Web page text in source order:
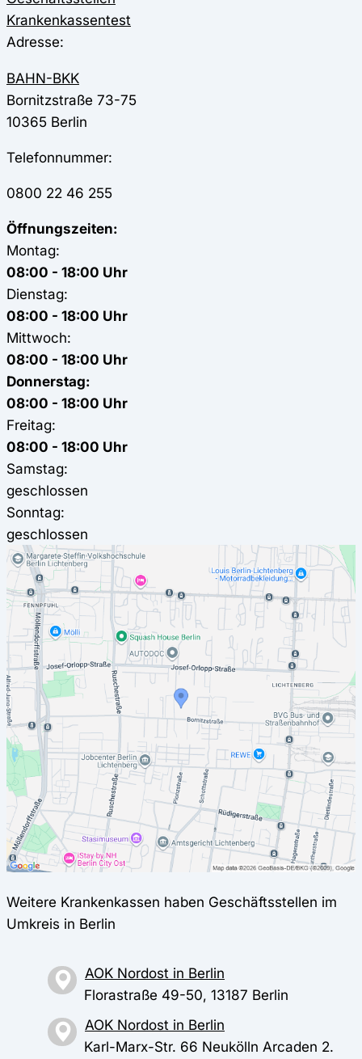
Krankenkassentest
Adresse:
BAHN-BKK
Bornitzstraße 73-75
10365 Berlin
Telefonnummer:
0800 22 46 255
Öffnungszeiten:
Montag:
08:00 - 18:00 Uhr
Dienstag:
08:00 - 18:00 Uhr
Mittwoch:
08:00 - 18:00 Uhr
Donnerstag:
08:00 - 18:00 Uhr
Freitag:
08:00 - 18:00 Uhr
Samstag:
geschlossen
Sonntag:
geschlossen
Weitere Krankenkassen haben Geschäftsstellen im
Umkreis in Berlin
AOK Nordost in Berlin
Florastraße 49-50, 13187 Berlin
AOK Nordost in Berlin
Karl-Marx-Str. 66 Neukölln Arcaden 2.